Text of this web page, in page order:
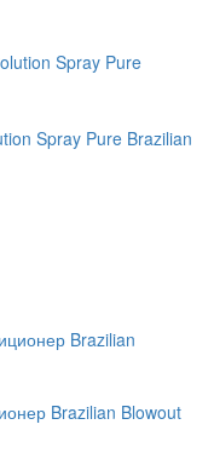
Spray Pure Brazilian
Brazilian Blowout